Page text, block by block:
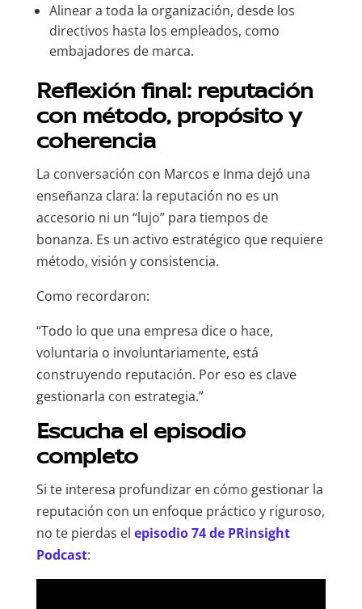
Alinear a toda la organización, desde los
directivos hasta los empleados, como
embajadores de marca.
Reflexión final: reputación
con método, propósito y
coherencia
La conversación con Marcos e Inma dejó una
enseñanza clara: la reputación no es un
accesorio ni un “lujo” para tiempos de
bonanza. Es un activo estratégico que requiere
método, visión y consistencia.
Como recordaron:
“Todo lo que una empresa dice o hace,
voluntaria o involuntariamente, está
construyendo reputación. Por eso es clave
gestionarla con estrategia.”
Escucha el episodio
completo
Si te interesa profundizar en cómo gestionar la
reputación con un enfoque práctico y riguroso,
no te pierdas el episodio 74 de PRinsight
Podcast: